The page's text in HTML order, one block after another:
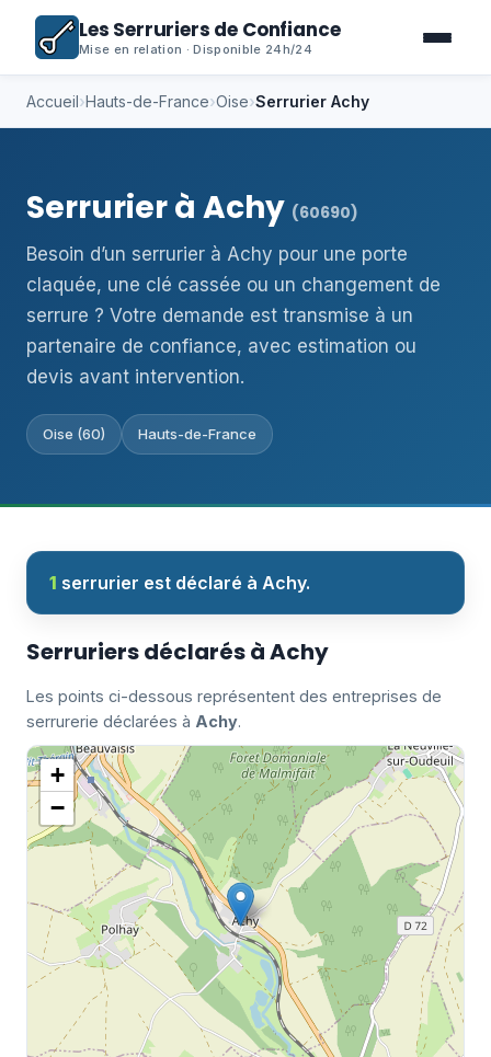
Les Serruriers de Confiance
Mise en relation · Disponible 24h/24
Accueil›Hauts-de-France›Oise›Serrurier Achy
Serrurier à Achy (60690)
Besoin d’un serrurier à Achy pour une porte
claquée, une clé cassée ou un changement de
serrure ? Votre demande est transmise à un
partenaire de confiance, avec estimation ou
devis avant intervention.
Oise (60) Hauts-de-France
1 serrurier est déclaré à Achy.
Serruriers déclarés à Achy
Les points ci-dessous représentent des entreprises de
serrurerie déclarées à Achy.
+
−